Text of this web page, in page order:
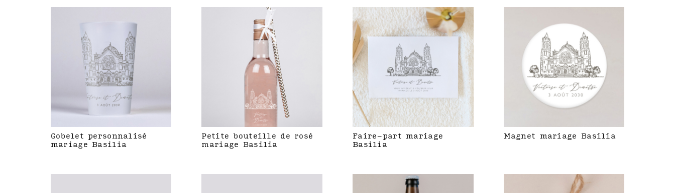
Gobelet personnalisé
mariage Basilia
Petite bouteille de rosé
mariage Basilia
Faire-part mariage
Basilia
Magnet mariage Basilia